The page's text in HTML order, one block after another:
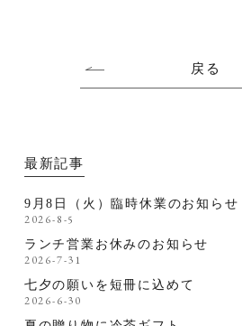
戻る
最新記事
9月8日（火）臨時休業のお知らせ
2026-8-5
ランチ営業お休みのお知らせ
2026-7-31
七夕の願いを短冊に込めて
2026-6-30